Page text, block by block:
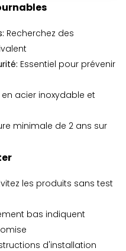
Recherchez des
Essentiel pour prévenir
en acier inoxydable et
minimale de 2 ans sur
les produits sans test
bas indiquent
d'installation